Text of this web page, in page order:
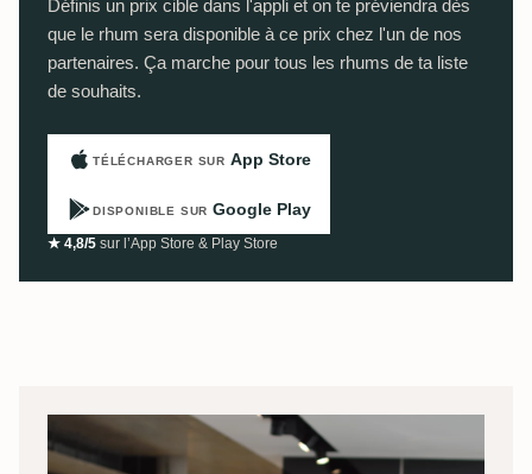
Définis un prix cible dans l'appli et on te préviendra dès
que le rhum sera disponible à ce prix chez l'un de nos
partenaires. Ça marche pour tous les rhums de ta liste
de souhaits.
TÉLÉCHARGER SUR App Store
DISPONIBLE SUR Google Play
★ 4,8/5 sur l’App Store & Play Store